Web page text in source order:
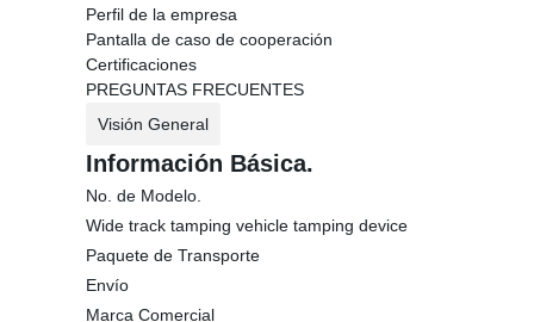
Perfil de la empresa
Pantalla de caso de cooperación
Certificaciones
PREGUNTAS FRECUENTES
Visión General
Información Básica.
No. de Modelo.
Wide track tamping vehicle tamping device
Paquete de Transporte
Envío
Marca Comercial